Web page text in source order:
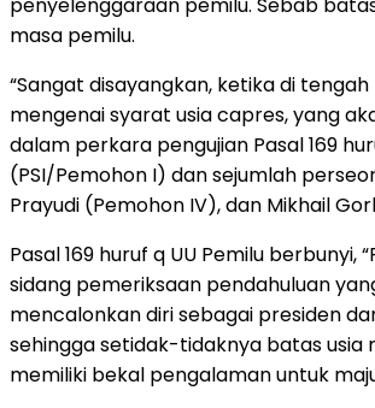
masa pemilu.
“Sangat disayangkan, ketika di
mengenai syarat usia capres, yang
dalam perkara pengujian Pasal 169
(PSI/Pemohon I) dan sejumlah
Prayudi (Pemohon IV), dan Mikhail
Pasal 169 huruf q UU Pemilu
sidang pemeriksaan pendahuluan
mencalonkan diri sebagai presiden
sehingga setidak-tidaknya batas
memiliki bekal pengalaman untuk